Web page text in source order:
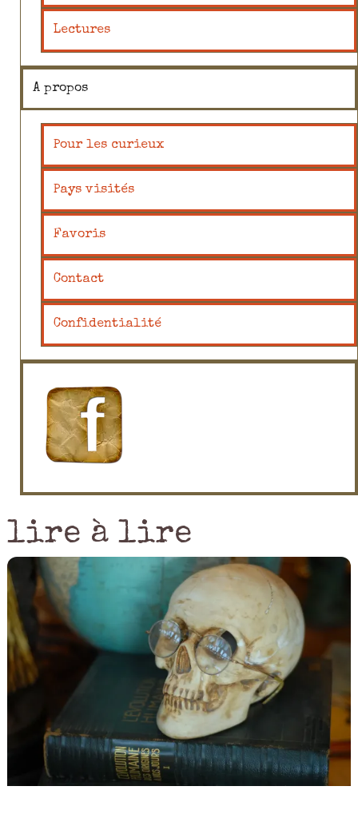
Lectures
A propos
Pour les curieux
Pays visités
Favoris
Contact
Confidentialité
lire à lire